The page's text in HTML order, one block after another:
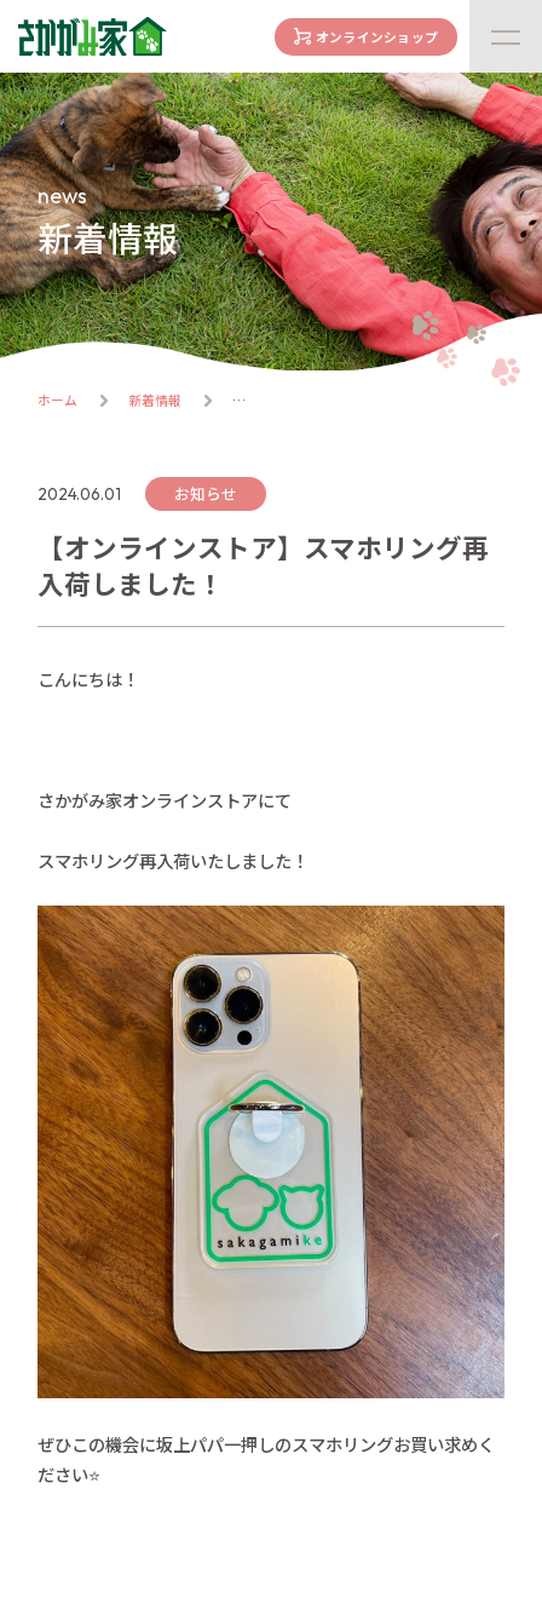
concept
さかがみ家の想い
family
家族になる前に
dogs
わんわん一覧
cats
にゃんにゃん一覧
譲渡までの流れ
ハウス紹介
さかがみ家おすすめグッズ
新着情報
オンラインショップ
news
新着情報
ホーム 新着情報
2024.06.01 お知らせ
【オンラインストア】スマホリング再
入荷しました！
こんにちは！
さかがみ家オンラインストアにて
スマホリング再入荷いたしました！
ぜひこの機会に坂上パパ一押しのスマホリングお買い求めく
ださい⭐️